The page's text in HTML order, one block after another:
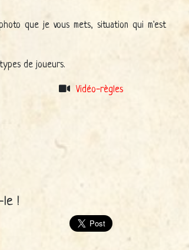
que je vous mets, situation qui m'est
de joueurs.
Vidéo-règles
le !